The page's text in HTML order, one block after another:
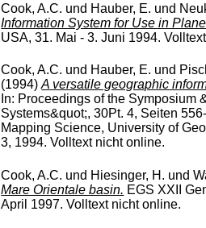
Cook, A.C. und Hauber, E. und
Information System for Use in
USA, 31. Mai - 3. Juni 1994.
Cook, A.C. und Hauber, E. und
(1994)A versatile geographic
In: Proceedings of the Symposium
Systems&quot;, 30Pt. 4, Seiten
Mapping Science, University of
3, 1994. Volltext nicht online.
Cook, A.C. und Hiesinger, H. und
Mare Orientale basin. EGS XXII
April 1997. Volltext nicht online.